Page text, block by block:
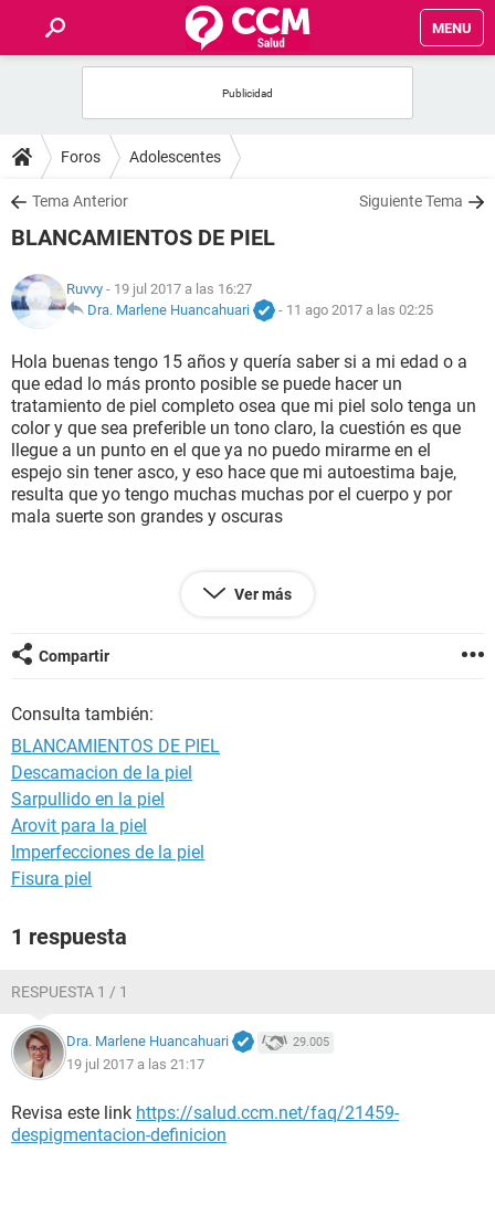
MENU
FOROS
SALUD
NUTRICIÓN
BIENESTAR
SEXUALIDAD
GLOSARIO
Foros Adolescentes
Tema Anterior Siguiente Tema
BLANCAMIENTOS DE PIEL
Ruvvy - 19 jul 2017 a las 16:27
Dra. Marlene Huancahuari
- 11 ago 2017 a las 02:25
Hola buenas tengo 15 años y quería saber si a mi edad o a
que edad lo más pronto posible se puede hacer un
tratamiento de piel completo osea que mi piel solo tenga un
color y que sea preferible un tono claro, la cuestión es que
llegue a un punto en el que ya no puedo mirarme en el
espejo sin tener asco, y eso hace que mi autoestima baje,
resulta que yo tengo muchas muchas por el cuerpo y por
mala suerte son grandes y oscuras
Porfavor conteste lo más rápido posible
Ver más
Compartir
Consulta también:
BLANCAMIENTOS DE PIEL
Descamacion de la piel
Sarpullido en la piel
Arovit para la piel
Imperfecciones de la piel
Fisura piel
1 respuesta
RESPUESTA 1 / 1
Dra. Marlene Huancahuari 29.005
19 jul 2017 a las 21:17
Revisa este link https://salud.ccm.net/faq/21459-
despigmentacion-definicion